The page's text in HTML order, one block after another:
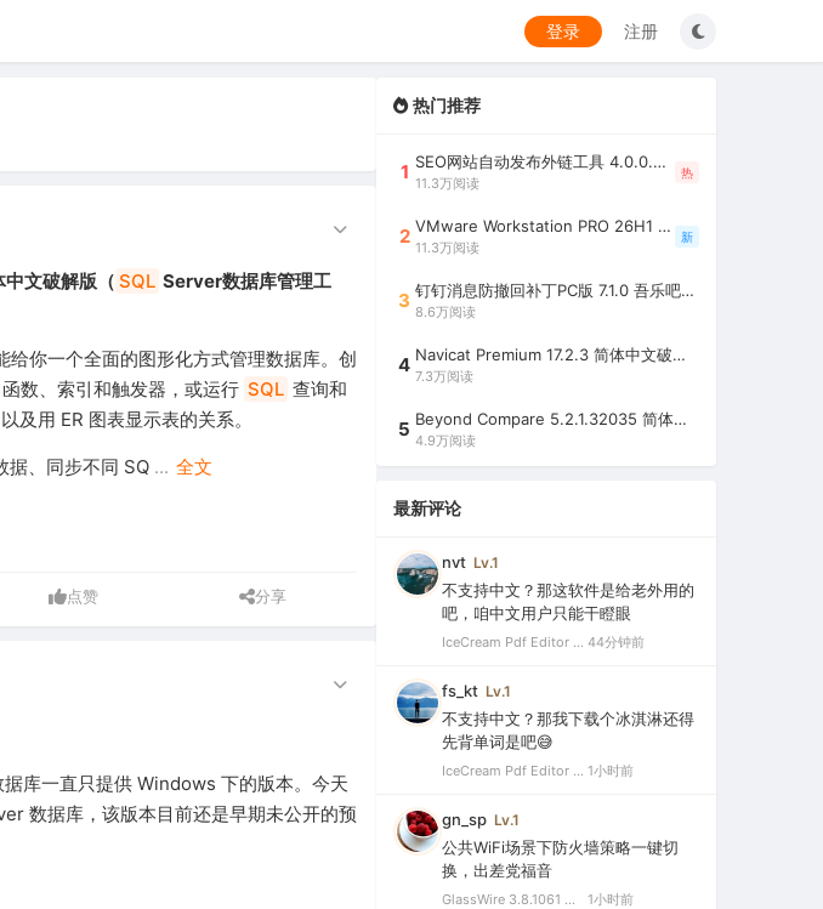
登录 注册
文破解版（ SQL Server数据库管理工
你一个全面的图形化方式管理数据库。创
数、索引和触发器，或运行 SQL 查询和
及用 ER 图表显示表的关系。
据、同步不同 SQ ... 全文
点赞 分享
库一直只提供 Windows 下的版本。今天
数据库，该版本目前还是早期未公开的预
热门推荐
1 SEO网站自动发布外链工具 4.0.0.0 吾乐吧优化版（智能代理狂刷外链）
11.3万阅读
热
2 VMware Workstation PRO 26H1 中文精简安装注册版 / 完整版（最好用的虚拟机软件）
11.3万阅读
新
3 钉钉消息防撤回补丁PC版 7.1.0 吾乐吧优化版（支持消息防撤回+钉钉多开+支持消息永不已读+去除钉钉水印）
8.6万阅读
4 Navicat Premium 17.2.3 简体中文破解版（多重数据库管理工具）
7.3万阅读
5 Beyond Compare 5.2.1.32035 简体中文注册版（超强文件/夹比较工具）
4.9万阅读
最新评论
nvt Lv.1
不支持中文？那这软件是给老外用的
吧，咱中文用户只能干瞪眼
IceCream Pdf Editor Pro 3.32 破解便携版（冰淇淋PDF编辑器） 44分钟前
fs_kt Lv.1
不支持中文？那我下载个冰淇淋还得
先背单词是吧😅
IceCream Pdf Editor Pro 3.32 破解便携版（冰淇淋PDF编辑器） 1小时前
gn_sp Lv.1
公共WiFi场景下防火墙策略一键切
换，出差党福音
GlassWire 3.8.1061 中文特别版（可视化网络监控与个人防火墙） 1小时前